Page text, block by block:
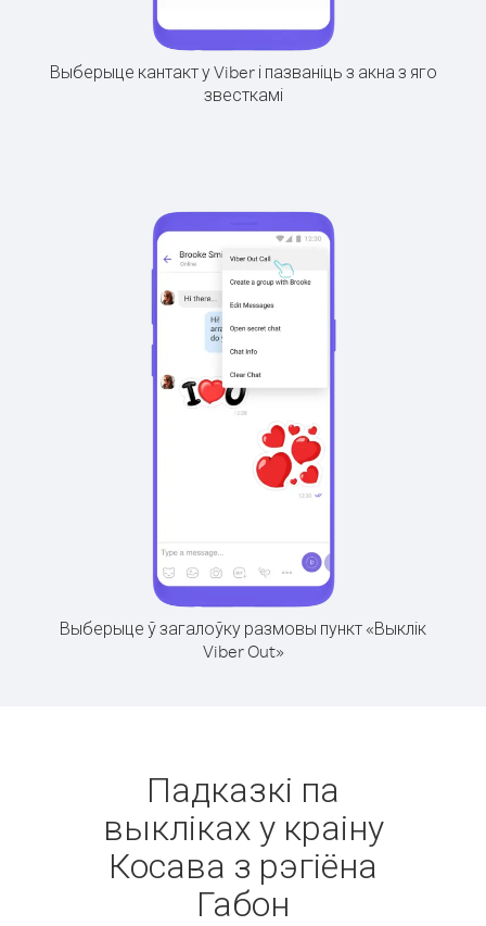
Выберыце кантакт у Viber і пазваніць з акна з яго
звесткамі
Выберыце ў загалоўку размовы пункт «Выклік
Viber Out»
Падказкі па
выкліках у краіну
Косава з рэгіёна
Габон